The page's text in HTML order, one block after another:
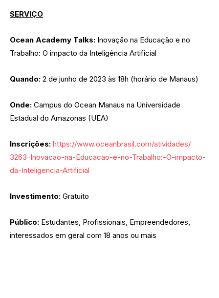
SERVIÇO
Ocean Academy Talks: Inovação na Educação e no
Trabalho: O impacto da Inteligência Artificial
Quando: 2 de junho de 2023 às 18h (horário de Manaus)
Onde: Campus do Ocean Manaus na Universidade
Estadual do Amazonas (UEA)
Inscrições: https://www.oceanbrasil.com/atividades/
3263-Inovacao-na-Educacao-e-no-Trabalho:-O-impacto-
da-Inteligencia-Artificial
Investimento: Gratuito
Público: Estudantes, Profissionais, Empreendedores,
interessados em geral com 18 anos ou mais